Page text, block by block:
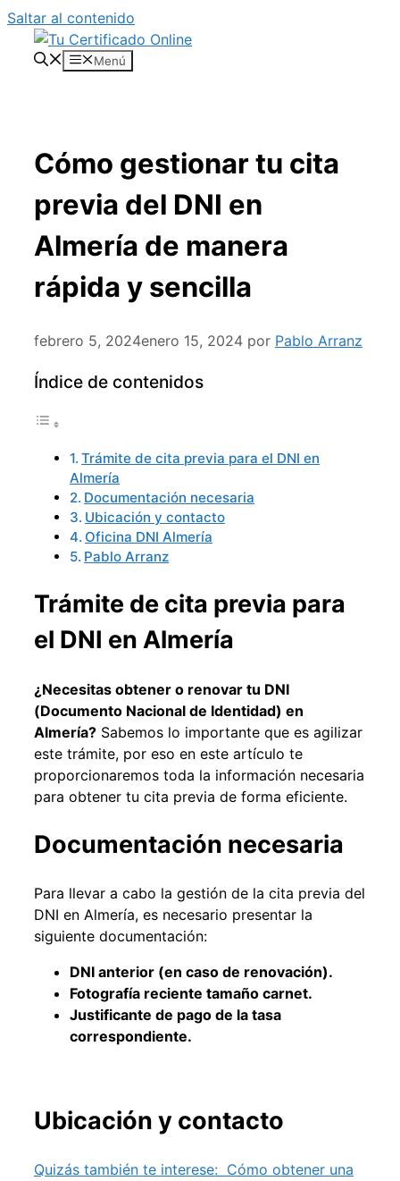
Saltar al contenido
Menú
Cómo gestionar tu cita
previa del DNI en
Almería de manera
rápida y sencilla
febrero 5, 2024enero 15, 2024 por Pablo Arranz
Índice de contenidos
Trámite de cita previa para el DNI en
Almería
Documentación necesaria
Ubicación y contacto
Oficina DNI Almería
Pablo Arranz
Trámite de cita previa para
el DNI en Almería
¿Necesitas obtener o renovar tu DNI
(Documento Nacional de Identidad) en
Almería? Sabemos lo importante que es agilizar
este trámite, por eso en este artículo te
proporcionaremos toda la información necesaria
para obtener tu cita previa de forma eficiente.
Documentación necesaria
Para llevar a cabo la gestión de la cita previa del
DNI en Almería, es necesario presentar la
siguiente documentación:
DNI anterior (en caso de renovación).
Fotografía reciente tamaño carnet.
Justificante de pago de la tasa
correspondiente.
Ubicación y contacto
Quizás también te interese: Cómo obtener una